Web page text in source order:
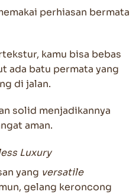
perhiasan bermata
kamu bisa bebas
ada batu permata yang
di jalan.
solid menjadikannya
aman.
Luxury
yang versatile
gelang keroncong